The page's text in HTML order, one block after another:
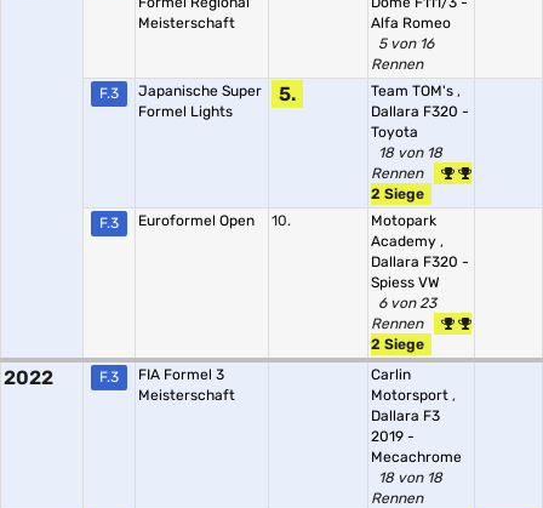
Meisterschaft
Alfa Romeo
5 von 16
Rennen
F.3
Japanische Super
Formel Lights
5. Team TOM's ,
Dallara F320 -
Toyota
18 von 18
Rennen
2 Siege
F.3
Euroformel Open 10.
Motopark
Academy ,
Dallara F320 -
Spiess VW
6 von 23
Rennen
2 Siege
2022 F.3
FIA Formel 3
Meisterschaft
Carlin
Motorsport ,
Dallara F3
2019 -
Mecachrome
18 von 18
Rennen